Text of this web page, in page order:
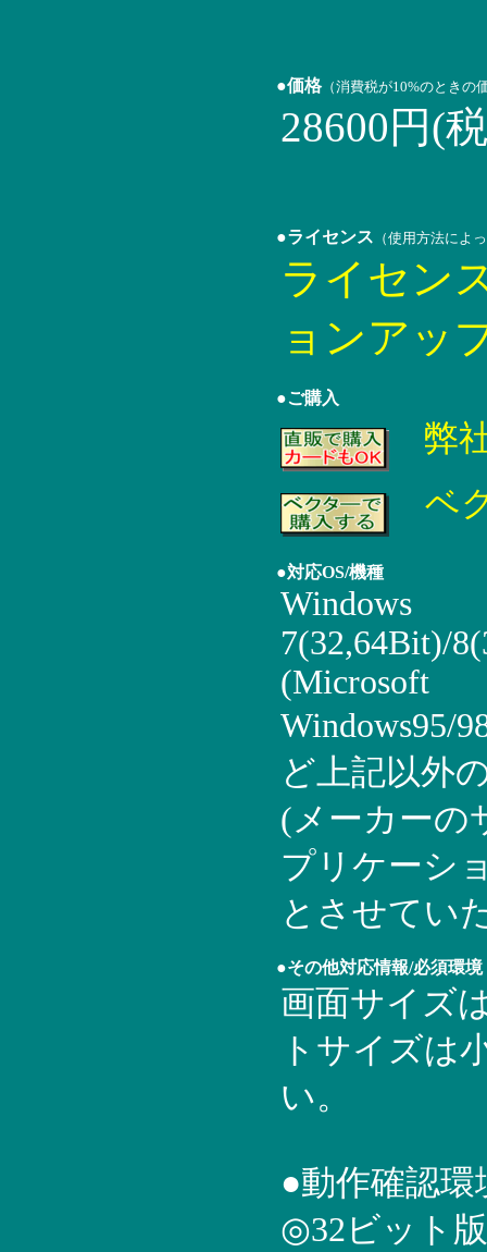
●価格（消費税が10%のときの
28600円(
●ライセンス （使用方法によ
ライセン
ョンアッ
●ご購入
弊
ベ
●対応OS/機種
Windows
7(32,64Bit)/
(Microsoft
Windows95/
ど上記以外
(メーカーの
プリケーシ
とさせてい
●その他対応情報/必須環境
画面サイズ
トサイズは
い。
●動作確認環
◎32ビット